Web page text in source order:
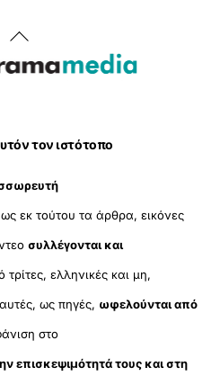
Back
To
τον ιστότοπο
εκ τούτου τα άρθρα, εικόνες
συλλέγονται και
τρίτες, ελληνικές και μη,
αυτές, ως πηγές, ωφελούνται από
στο
επισκεψιμότητά τους και στη